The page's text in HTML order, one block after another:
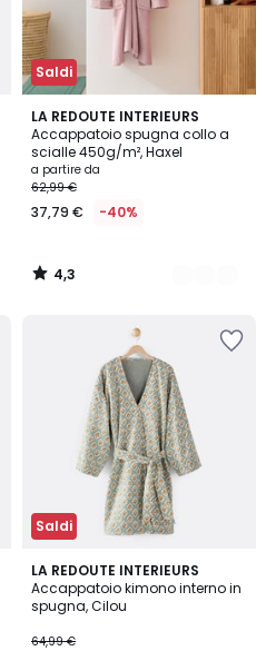
Saldi
LA REDOUTE INTERIEURS
Accappatoio spugna collo a
scialle 450g/m², Haxel
a partire da
62,99 €
37,79 € -40%
4,3
/ 5
9
Colori
4,3
/
Saldi
LA REDOUTE INTERIEURS
Accappatoio kimono interno in
spugna, Cilou
64,99 €
4,3
/ 5